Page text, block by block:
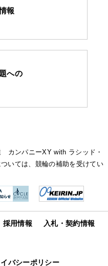
報
への
カンパニーXY with ラシッド・
いては、競輪の補助を受けてい
採用情報
入札・契約情報
バシーポリシー